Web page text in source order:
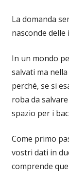
La domanda
nasconde delle
In un mondo
salvati ma
perché, se si
roba da
spazio per i
Come primo
vostri dati in
comprende